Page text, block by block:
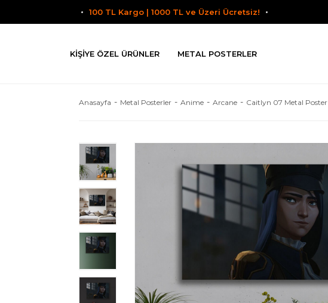
100 TL Kargo | 1000 TL ve Üzeri Ücretsiz!
KIŞIYE ÖZEL ÜRÜNLER METAL POSTERLER
Anasayfa Metal Posterler Anime Arcane Caitlyn 07 Metal Poster